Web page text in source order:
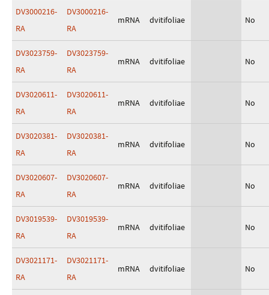
DV3000216-
RA
DV3000216-
RA
mRNA dvitifoliae No
DV3023759-
RA
DV3023759-
RA
mRNA dvitifoliae No
DV3020611-
RA
DV3020611-
RA
mRNA dvitifoliae No
DV3020381-
RA
DV3020381-
RA
mRNA dvitifoliae No
DV3020607-
RA
DV3020607-
RA
mRNA dvitifoliae No
DV3019539-
RA
DV3019539-
RA
mRNA dvitifoliae No
DV3021171-
RA
DV3021171-
RA
mRNA dvitifoliae No